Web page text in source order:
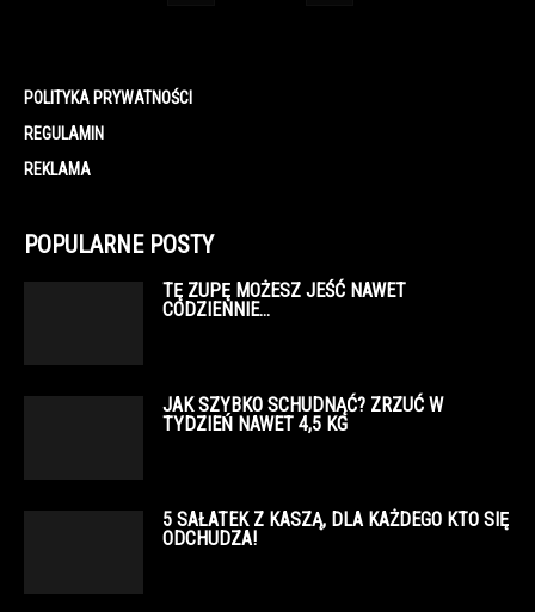
POLITYKA PRYWATNOŚCI
REGULAMIN
REKLAMA
POPULARNE POSTY
TĘ ZUPĘ MOŻESZ JEŚĆ NAWET
CODZIENNIE…
JAK SZYBKO SCHUDNĄĆ? ZRZUĆ W
TYDZIEŃ NAWET 4,5 KG
5 SAŁATEK Z KASZĄ, DLA KAŻDEGO KTO SIĘ
ODCHUDZA!